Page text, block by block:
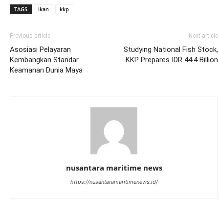
TAGS ikan kkp
Previous article
Asosiasi Pelayaran
Kembangkan Standar
Keamanan Dunia Maya
Next article
Studying National Fish Stock,
KKP Prepares IDR 44.4 Billion
nusantara maritime news
https://nusantaramaritimenews.id/